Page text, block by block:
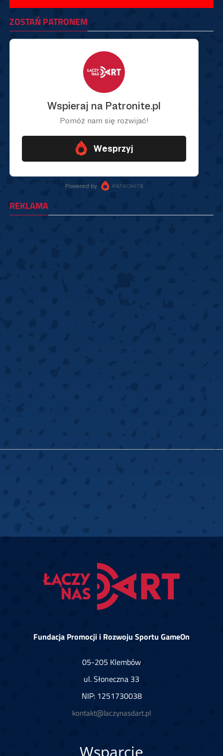
ZOSTAŃ PATRONEM
REKLAMA
Fundacja Promocji i Rozwoju Sportu GameOn
05-205 Klembów
ul. Słoneczna 33
NIP: 1251730038
kontakt@laczynasdart.pl